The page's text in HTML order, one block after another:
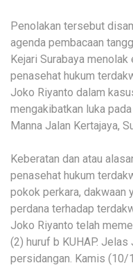
Penolakan tersebut
agenda pembacaan
Kejari Surabaya
penasehat hukum
Joko Riyanto dalam
mengakibatkan luka
Manna Jalan Kertajaya,
Keberatan dan atau
penasehat hukum
pokok perkara, dakwaan
perdana terhadap
Joko Riyanto telah
(2) huruf b KUHAP.
persidangan. Kamis (10/